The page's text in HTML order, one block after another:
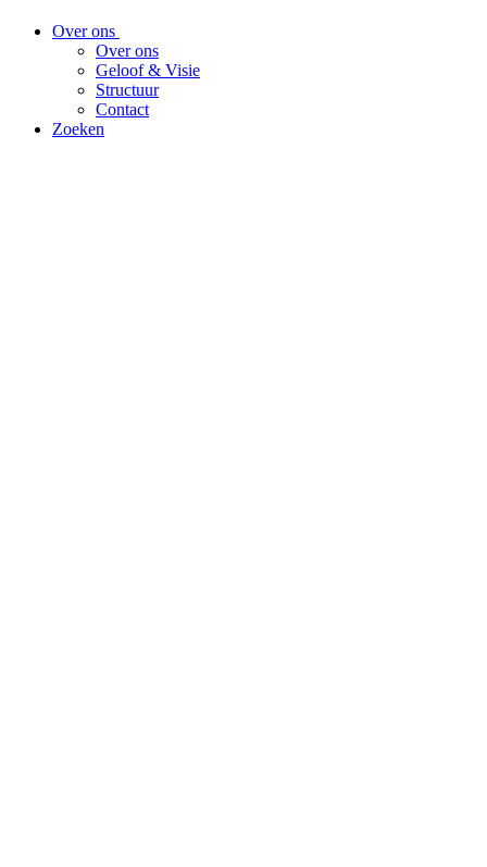
Over ons
Over ons
Geloof & Visie
Structuur
Contact
Zoeken